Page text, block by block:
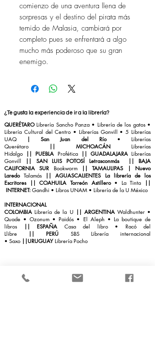
comienzo de una aventura llena de
sorpresas y el destino del pirata más
temido de Malasia, cambiará por
completo pues se enfrentará a algo
mucho más poderoso que su gran
enemigo.
¿Te gusta la experiencia de ir a la librería?
QUERÉTAROLibrería Sancho Panza • Librería de los gatos •
Librería Cultural del Centro • Librerías Gonvill • 5 Librerías
UAQ | San Juan del Río•Librerías
Querétaro
|| MICHOACÁN Librerías
Hidalgo || PUEBLA Profética || GUADALAJARALibrerías
Gonvill
|| SAN LUIS POTOSÍ Letrasconmás || BAJA
CALIFORNIA SUR Bookworm ||TAMAULIPAS | Nuevo
LaredoTalamás ||AGUASCALIENTES La librería de los
Escritores || COAHUILA Torreón Astillero• La Tinta
||
INTERNET: Gandhi • Libros UNAM • Librería de la U México
INTERNACIONAL
COLOMBIALibrería de la U | | ARGENTINA Waldhunter•
Quade •Ozonum •Paidós • El Aleph • La boutique de
libros || ESPAÑA Casa del libro
• Racó del
Llibre
|| PERÚ
SBS Librería internacional
• Saxo ||URUGUAY Librería Pocho